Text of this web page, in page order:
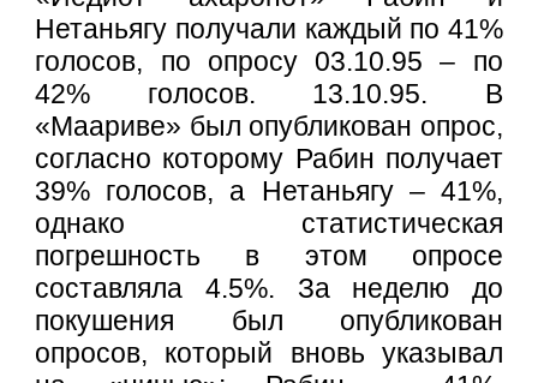
Нетаньягу получали каждый по 41%
голосов, по опросу 03.10.95 – по
42% голосов. 13.10.95. В
«Маариве» был опубликован опрос,
согласно которому Рабин получает
39% голосов, а Нетаньягу – 41%,
однако статистическая
погрешность в этом опросе
составляла 4.5%. За неделю до
покушения был опубликован
опросов, который вновь указывал